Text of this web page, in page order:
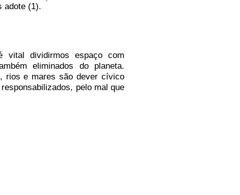
adote (1).
vital dividirmos espaço com
eliminados do planeta.
rios e mares são dever cívico
pelo mal que